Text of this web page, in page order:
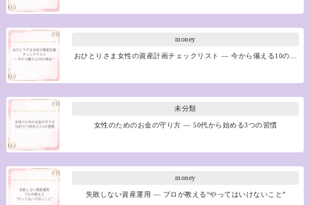
money
おひとりさま女性の資産計画チェックリスト ― 今から備える10の…
未分類
女性のためのお金の守り方 ― 50代から始める3つの習慣
money
失敗しない資産運用 ― プロが教える“やってはいけないこと”